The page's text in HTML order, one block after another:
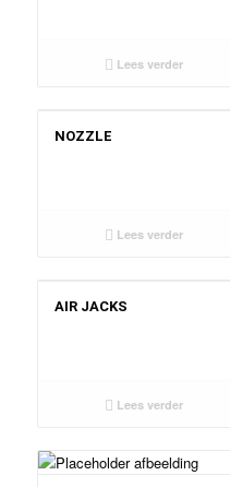
Lees verder
NOZZLE
Lees verder
AIR JACKS
Lees verder